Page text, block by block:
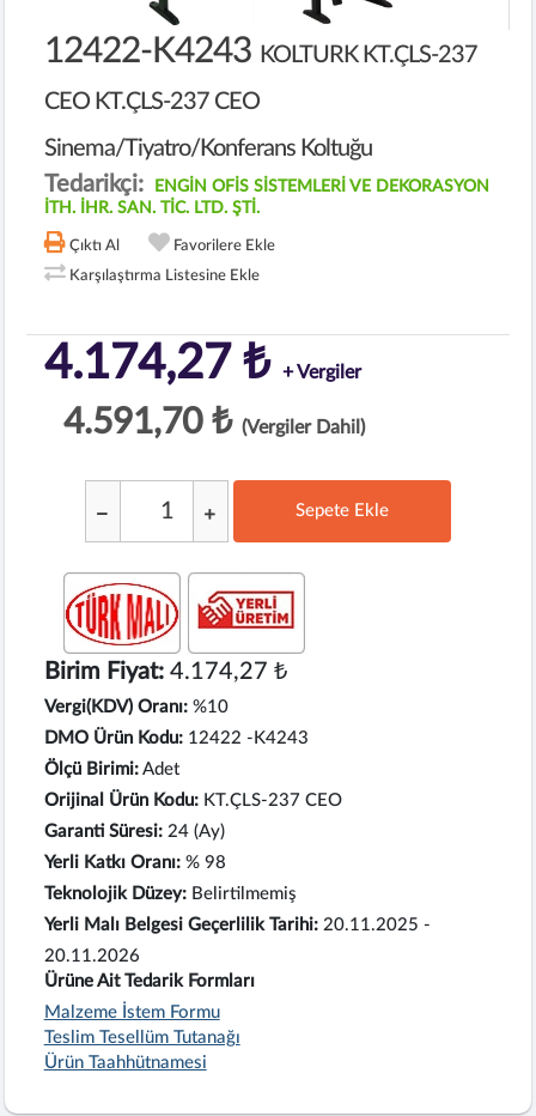
12422-K4243 KOLTURK KT.ÇLS-237
CEO KT.ÇLS-237 CEO
Sinema/Tiyatro/Konferans Koltuğu
Tedarikçi:
ENGİN OFİS SİSTEMLERİ VE DEKORASYON
İTH. İHR. SAN. TİC. LTD. ŞTİ.
Çıktı Al
Favorilere Ekle
Karşılaştırma Listesine Ekle
4.174,27 ₺ + Vergiler
4.591,70 ₺ (Vergiler Dahil)
Sepete Ekle
Birim Fiyat:4.174,27 ₺
Vergi(KDV) Oranı: %10
DMO Ürün Kodu: 12422 -K4243
Ölçü Birimi: Adet
Orijinal Ürün Kodu: KT.ÇLS-237 CEO
Garanti Süresi: 24 (Ay)
Yerli Katkı Oranı: % 98
Teknolojik Düzey: Belirtilmemiş
Yerli Malı Belgesi Geçerlilik Tarihi: 20.11.2025 -
20.11.2026
Ürüne Ait Tedarik Formları
Malzeme İstem Formu
Teslim Tesellüm Tutanağı
Ürün Taahhütnamesi